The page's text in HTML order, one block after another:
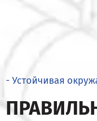
- Устойчивая